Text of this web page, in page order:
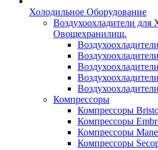
Холодильное Оборудование
Воздухоохладители
Овощехранилищ.
Компрессоры
Компрессоры
Компрессоры
Компрессоры
Компрессоры